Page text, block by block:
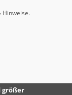
Hinweise.
größer